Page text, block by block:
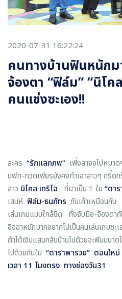
2020-07-31 16:22:24
คนทางบ้านฟินหนัก
จ้องตา “ฟิล์ม” “นิโค
คนแข่งซะเอง!!
ละคร “รักแลกภพ” เพิ่งลาจอไปหมา
นพีท-ทวดเพียรยังคงทำเอาสาวๆ กรี๊
สาว นิโคล เทริโอ ที่มาเป็น 1 ใน “ดา
เสน่ห์ ฟิล์ม-ธนภัทร กับเค้าเหมือนกั
เล่นเกมแบบใกล้ชิด ทั้งจับมือ-จ้องต
อิจฉาหนักมากอยากไปเป็นคนเล่นเกม
ถ้าได้เงินแสนกลับบ้านไปด้วยจะฟินขนา
ไปด้วยกันใน “ดาราพารวย” ตอนให
เวลา 11 โมงตรง ทางช่องวัน31